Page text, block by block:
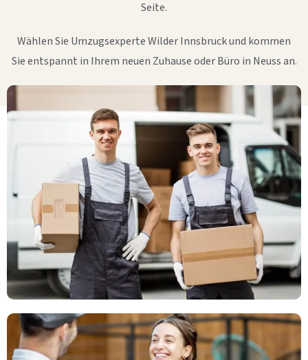
Seite.
Wählen Sie Umzugsexperte Wilder Innsbruck und kommen
Sie entspannt in Ihrem neuen Zuhause oder Büro in Neuss an.